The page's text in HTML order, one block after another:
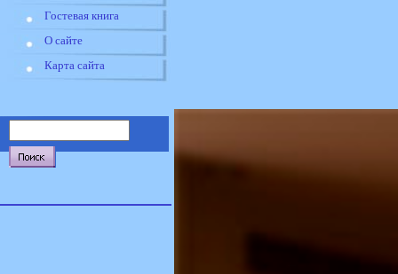
Гостевая книга
О сайте
Карта сайта